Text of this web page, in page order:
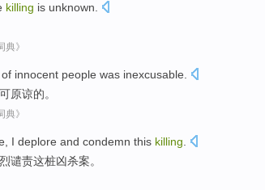
killing is unknown
》
of innocent people was inexcusable
原谅的。
》
I deplore and condemn this killing
谴责这桩凶杀案。